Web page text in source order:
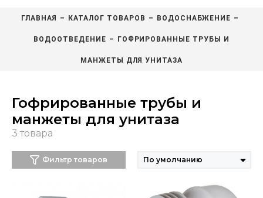
ГЛАВНАЯ КАТАЛОГ ТОВАРОВ ВОДОСНАБЖЕНИЕ
ВОДООТВЕДЕНИЕ ГОФРИРОВАННЫЕ ТРУБЫ И
МАНЖЕТЫ ДЛЯ УНИТАЗА
Гофрированные трубы и
манжеты для унитаза
Фильтр товаров